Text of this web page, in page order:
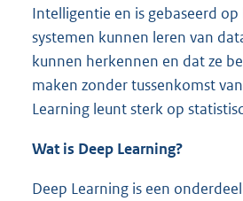
Intelligentie en is gebaseerd
systemen kunnen leren van
kunnen herkennen en dat ze
maken zonder tussenkomst
Learning leunt sterk op
Wat is Deep Learning?
Deep Learning is een